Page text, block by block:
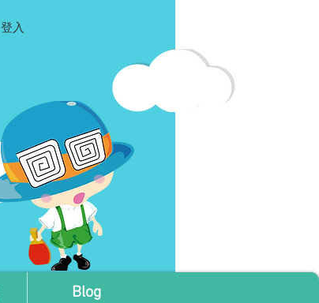
登入
Blog